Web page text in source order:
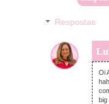
Respostas
Oi
big